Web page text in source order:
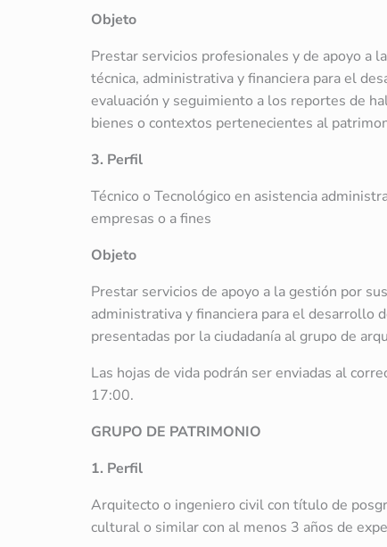
Objeto
Prestar servicios profesionales y de apoyo a
técnica, administrativa y financiera para el
evaluación y seguimiento a los reportes de
bienes o contextos pertenecientes al
3. Perfil
Técnico o Tecnológico en asistencia
empresas o a fines
Objeto
Prestar servicios de apoyo a la gestión por
administrativa y financiera para el desarrollo
presentadas por la ciudadanía al grupo de
Las hojas de vida podrán ser enviadas al
17:00.
GRUPO DE PATRIMONIO
1. Perfil
Arquitecto o ingeniero civil con título de
cultural o similar con al menos 3 años de